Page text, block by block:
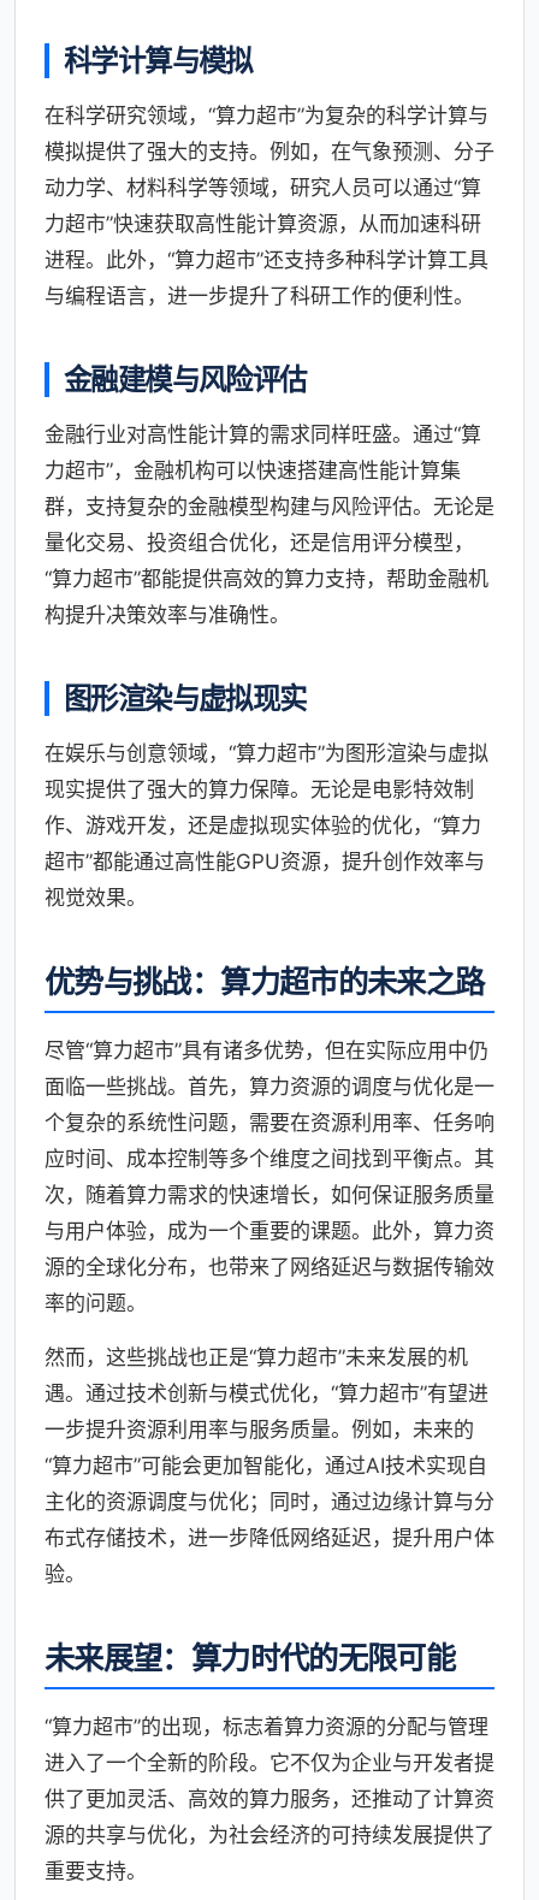
科学计算与模拟
在科学研究领域，“算力超市”为复杂的科学计算与
模拟提供了强大的支持。例如，在气象预测、分子
动力学、材料科学等领域，研究人员可以通过“算
力超市”快速获取高性能计算资源，从而加速科研
进程。此外，“算力超市”还支持多种科学计算工具
与编程语言，进一步提升了科研工作的便利性。
金融建模与风险评估
金融行业对高性能计算的需求同样旺盛。通过“算
力超市”，金融机构可以快速搭建高性能计算集
群，支持复杂的金融模型构建与风险评估。无论是
量化交易、投资组合优化，还是信用评分模型，
“算力超市”都能提供高效的算力支持，帮助金融机
构提升决策效率与准确性。
图形渲染与虚拟现实
在娱乐与创意领域，“算力超市”为图形渲染与虚拟
现实提供了强大的算力保障。无论是电影特效制
作、游戏开发，还是虚拟现实体验的优化，“算力
超市”都能通过高性能GPU资源，提升创作效率与
视觉效果。
优势与挑战：算力超市的未来之路
尽管“算力超市”具有诸多优势，但在实际应用中仍
面临一些挑战。首先，算力资源的调度与优化是一
个复杂的系统性问题，需要在资源利用率、任务响
应时间、成本控制等多个维度之间找到平衡点。其
次，随着算力需求的快速增长，如何保证服务质量
与用户体验，成为一个重要的课题。此外，算力资
源的全球化分布，也带来了网络延迟与数据传输效
率的问题。
然而，这些挑战也正是“算力超市”未来发展的机
遇。通过技术创新与模式优化，“算力超市”有望进
一步提升资源利用率与服务质量。例如，未来的
“算力超市”可能会更加智能化，通过AI技术实现自
主化的资源调度与优化；同时，通过边缘计算与分
布式存储技术，进一步降低网络延迟，提升用户体
验。
未来展望：算力时代的无限可能
“算力超市”的出现，标志着算力资源的分配与管理
进入了一个全新的阶段。它不仅为企业与开发者提
供了更加灵活、高效的算力服务，还推动了计算资
源的共享与优化，为社会经济的可持续发展提供了
重要支持。